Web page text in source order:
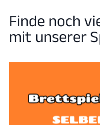
Finde noch
mit unserer